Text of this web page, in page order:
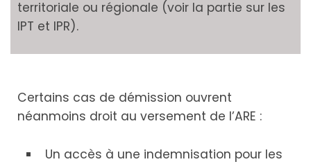
territoriale ou régionale (voir la partie sur les
IPT et IPR).
Certains cas de démission ouvrent
néanmoins droit au versement de l’ARE :
Un accès à une indemnisation pour les